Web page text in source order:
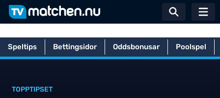
Växla
Speltips Bettingsidor Oddsbonusar Poolspel
Betting Poolspel Topptipset Topptipset 18 maj:
TOPPTIPSET